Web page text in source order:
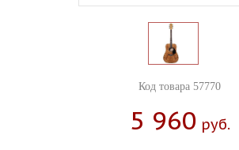
Код товара 57770
5 960 Руб.